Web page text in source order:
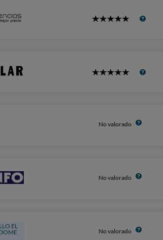
5
5
No valorado
No valorado
EL
No valorado